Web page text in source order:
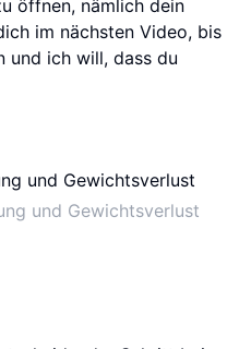
öffnen, nämlich dein
im nächsten Video, bis
und ich will, dass du
und Gewichtsverlust